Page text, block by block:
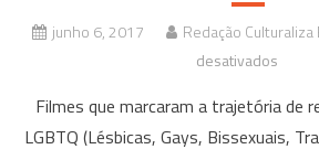
junho 6, 2017 Redação Culturaliza
desativados
como
Filmes que marcaram a trajetória de
LGBTQ (Lésbicas, Gays, Bissexuais,